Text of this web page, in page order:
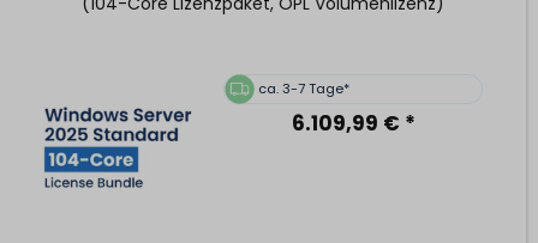
ca. 3-7 Tage*
6.109,99 € *